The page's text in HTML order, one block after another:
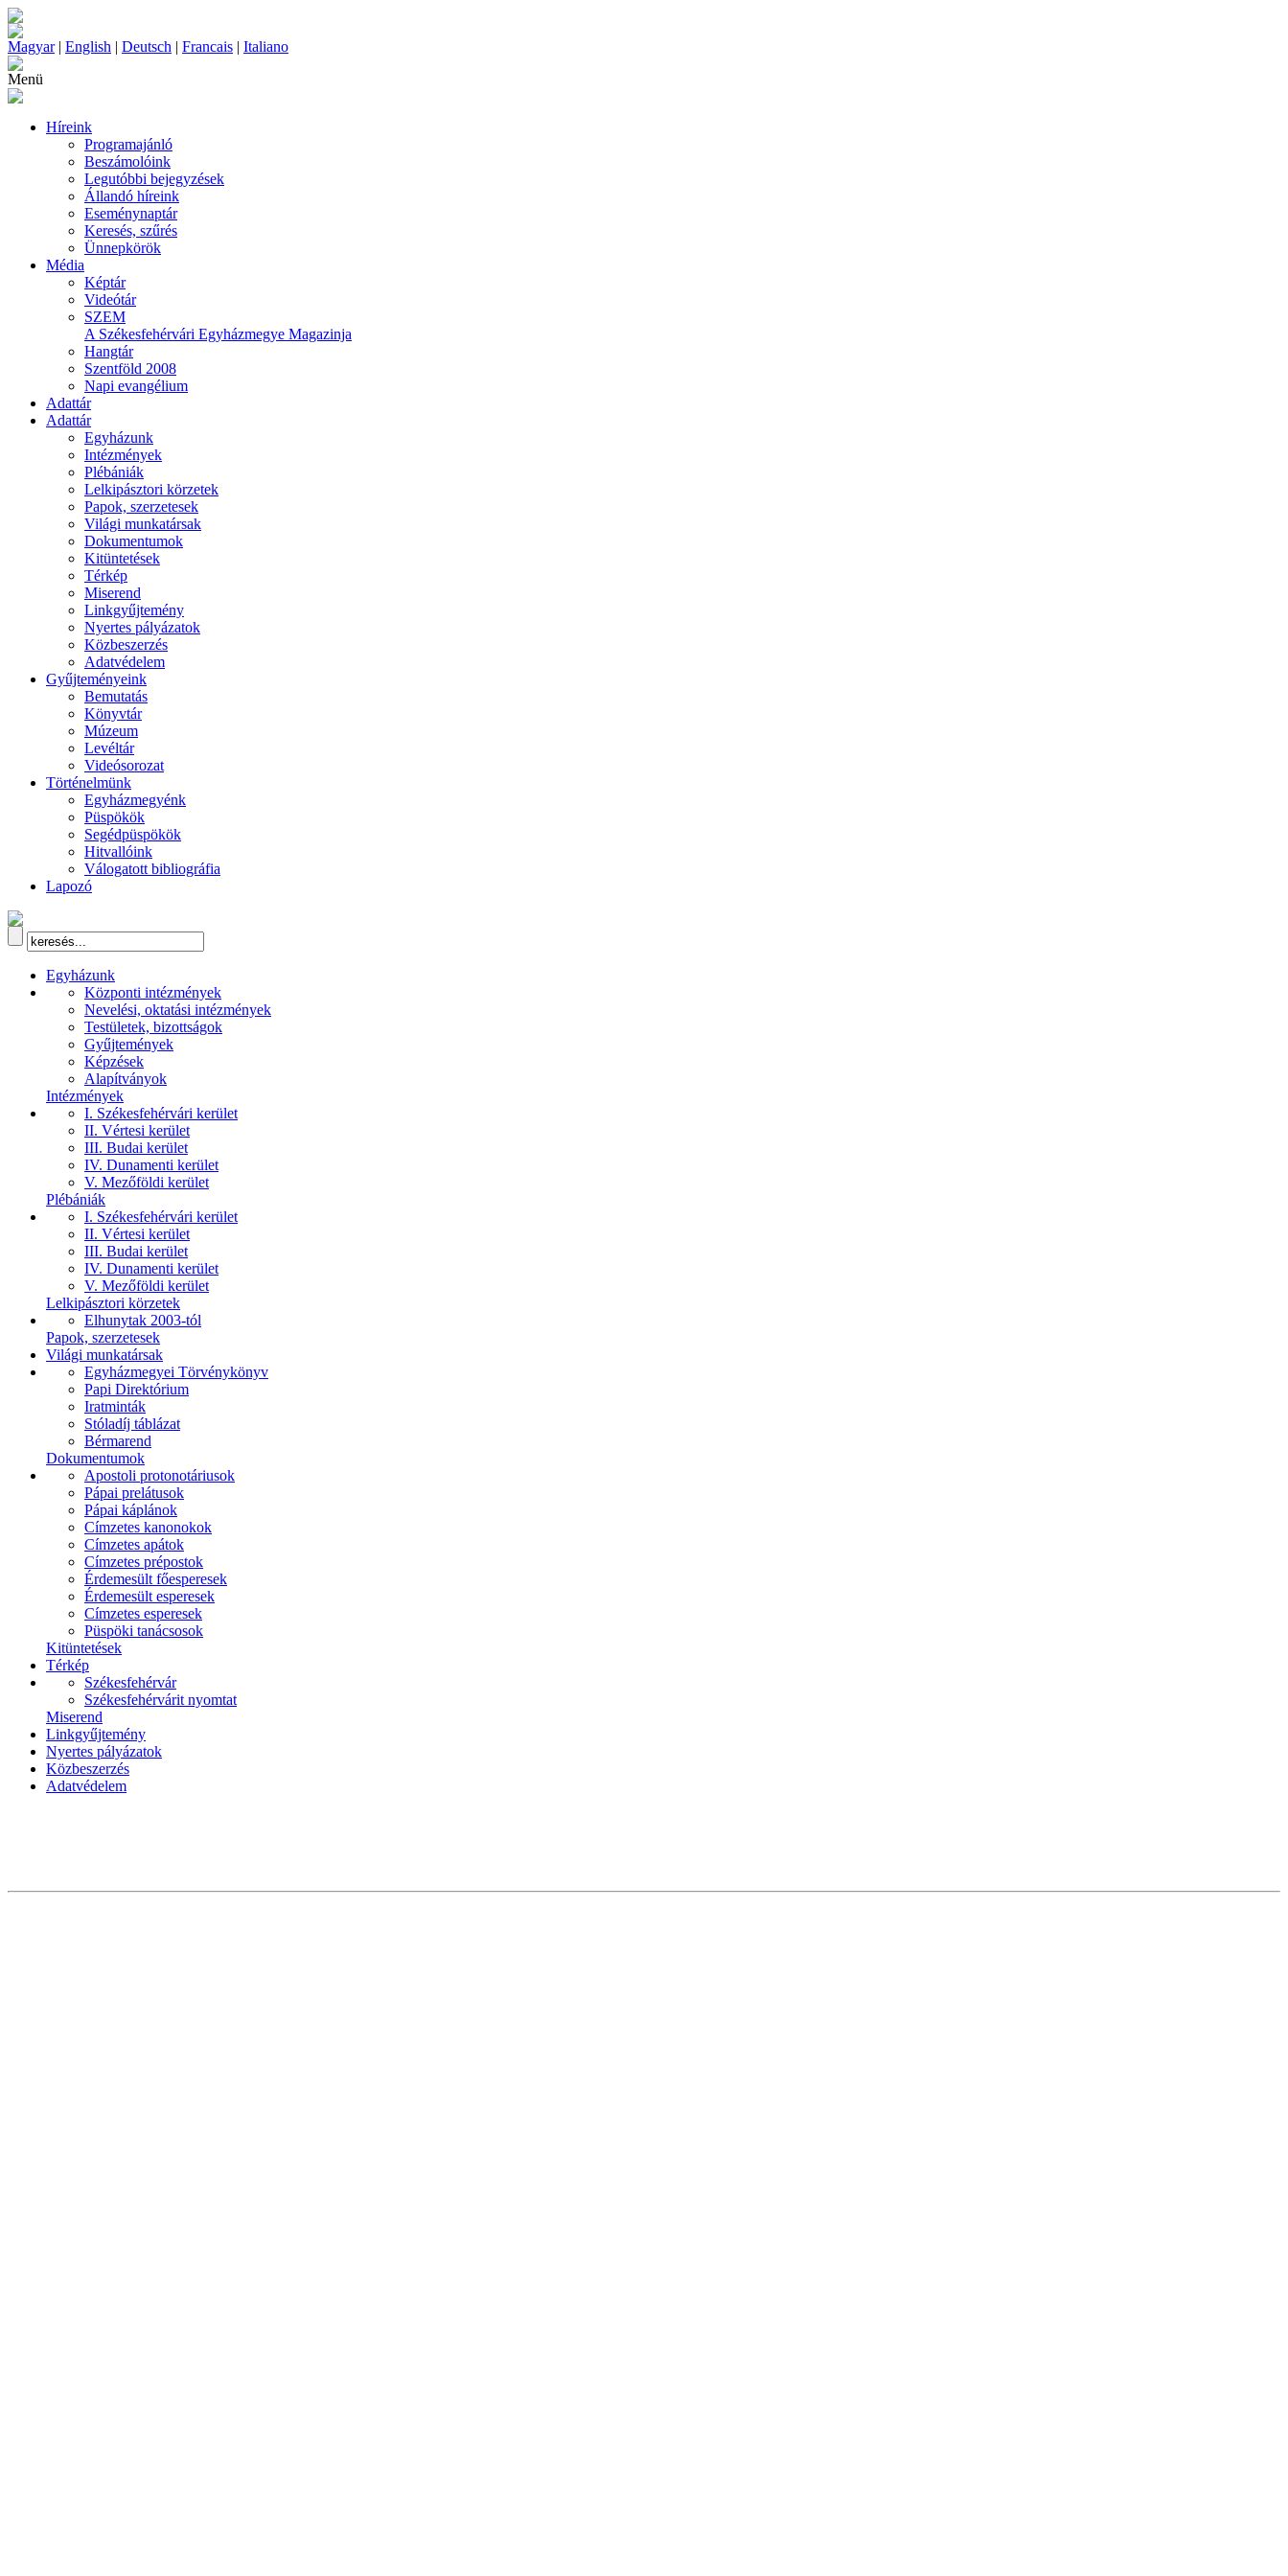
Magyar| English | Deutsch | Francais | Italiano
Menü
Híreink
Programajánló
Beszámolóink
Legutóbbi bejegyzések
Állandó híreink
Eseménynaptár
Keresés, szűrés
Ünnepkörök
Média
Képtár
Videótár
SZEM
A Székesfehérvári Egyházmegye Magazinja
Hangtár
Szentföld 2008
Napi evangélium
Adattár
Adattár
Egyházunk
Intézmények
Plébániák
Lelkipásztori körzetek
Papok, szerzetesek
Világi munkatársak
Dokumentumok
Kitüntetések
Térkép
Miserend
Linkgyűjtemény
Nyertes pályázatok
Közbeszerzés
Adatvédelem
Gyűjteményeink
Bemutatás
Könyvtár
Múzeum
Levéltár
Videósorozat
Történelmünk
Egyházmegyénk
Püspökök
Segédpüspökök
Hitvallóink
Válogatott bibliográfia
Lapozó
Egyházunk
Központi intézmények
Nevelési, oktatási intézmények
Testületek, bizottságok
Gyűjtemények
Képzések
Alapítványok
Intézmények
I. Székesfehérvári kerület
II. Vértesi kerület
III. Budai kerület
IV. Dunamenti kerület
V. Mezőföldi kerület
Plébániák
I. Székesfehérvári kerület
II. Vértesi kerület
III. Budai kerület
IV. Dunamenti kerület
V. Mezőföldi kerület
Lelkipásztori körzetek
Elhunytak 2003-tól
Papok, szerzetesek
Világi munkatársak
Egyházmegyei Törvénykönyv
Papi Direktórium
Iratminták
Stóladíj táblázat
Bérmarend
Dokumentumok
Apostoli protonotáriusok
Pápai prelátusok
Pápai káplánok
Címzetes kanonokok
Címzetes apátok
Címzetes prépostok
Érdemesült főesperesek
Érdemesült esperesek
Címzetes esperesek
Püspöki tanácsosok
Kitüntetések
Térkép
Székesfehérvár
Székesfehérvárit nyomtat
Miserend
Linkgyűjtemény
Nyertes pályázatok
Közbeszerzés
Adatvédelem